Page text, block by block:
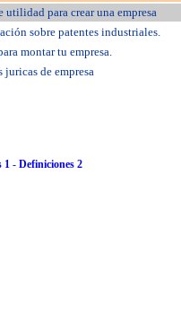
utilidad para crear una empresa
sobre patentes industriales.
montar tu empresa.
juricas de empresa
1 - Definiciones 2